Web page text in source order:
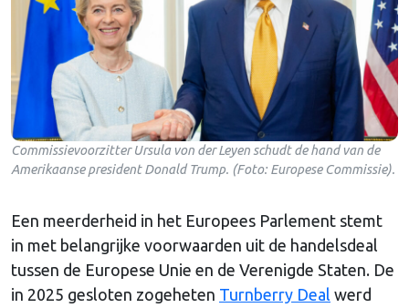
Commissievoorzitter Ursula von der Leyen schudt de hand van de
Amerikaanse president Donald Trump. (Foto: Europese Commissie).
Een meerderheid in het Europees Parlement stemt
in met belangrijke voorwaarden uit de handelsdeal
tussen de Europese Unie en de Verenigde Staten. De
in 2025 gesloten zogeheten Turnberry Deal werd